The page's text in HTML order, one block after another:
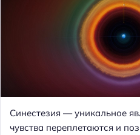
Синестезия — уникальное
чувства переплетаются и